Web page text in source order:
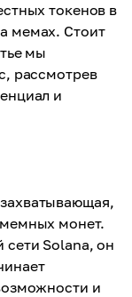
токенов в
мемах. Стоит
мы
рассмотрев
и
монет.
Solana, он
и